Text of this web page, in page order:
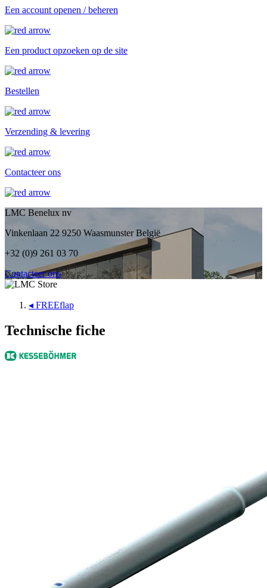
Een account openen / beheren
Een product opzoeken op de site
Bestellen
Verzending & levering
Contacteer ons
LMC Benelux nv
Vinkenlaan 22 9250 Waasmunster België
+32 (0)9 261 03 70
Contacteer ons
◂ FREEflap
Technische fiche